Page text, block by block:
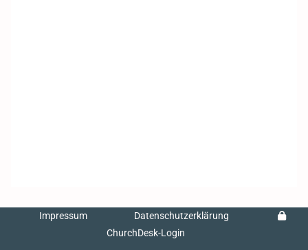
Impressum
Datenschutzerklärung
ChurchDesk-Login